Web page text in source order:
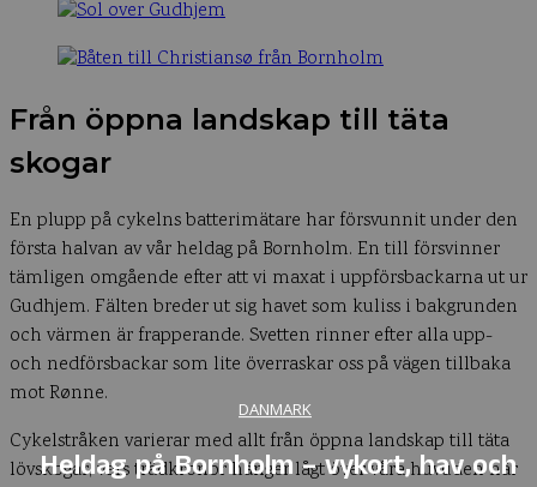
DANMARK
Heldag på Bornholm – vykort, hav och
Från öppna landskap till täta
skogar
En plupp på cykelns batterimätare har försvunnit under den
första halvan av vår heldag på Bornholm. En till försvinner
tämligen omgående efter att vi maxat i uppförsbackarna ut ur
Gudhjem. Fälten breder ut sig havet som kuliss i bakgrunden
och värmen är frapperande. Svetten rinner efter alla upp-
och nedförsbackar som lite överraskar oss på vägen tillbaka
mot Rønne.
Cykelstråken varierar med allt från öppna landskap till täta
lövskogar, vars trädkronor hänger lågt över våra huvuden när